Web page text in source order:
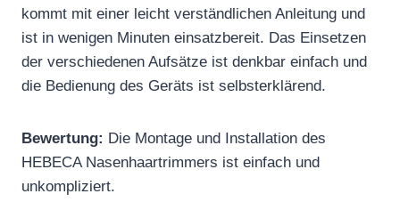
kommt mit einer leicht verständlichen Anleitung und
ist in wenigen Minuten einsatzbereit. Das Einsetzen
der verschiedenen Aufsätze ist denkbar einfach und
die Bedienung des Geräts ist selbsterklärend.
Bewertung: Die Montage und Installation des
HEBECA Nasenhaartrimmers ist einfach und
unkompliziert.